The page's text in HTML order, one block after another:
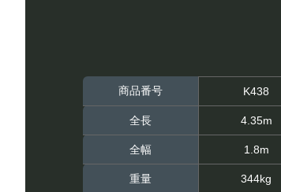
商品番号 K438
全長 4.35m
全幅 1.8m
重量 344kg